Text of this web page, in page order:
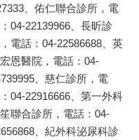
、佑仁聯合診所，電
04-22139966、長昕診
電話：04-22586688、英
恩醫院，電話：04-
、慈仁診所，電
04-22916666、第一外科
聯合診所，電話：04-
、紀外科泌尿科診